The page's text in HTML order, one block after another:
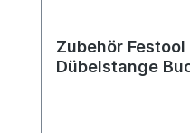
Zubehör Festool
Dübelstange